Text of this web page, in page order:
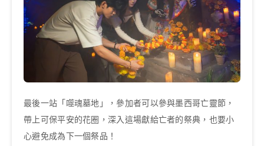
最後一站「噬魂墓地」，參加者可以參與墨西哥亡靈節，
帶上可保平安的花圈，深入這場獻給亡者的祭典，也要小
心避免成為下一個祭品！